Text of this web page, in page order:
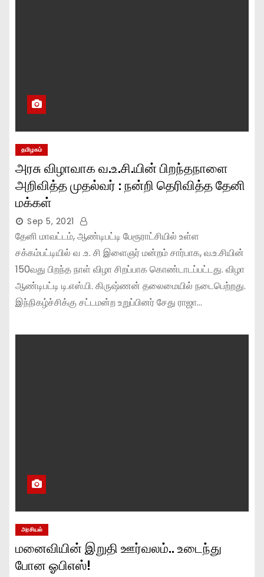
தமிழகம்
அரசு விழாவாக வ.உ.சி.யின் பிறந்தநாளை
அறிவித்த முதல்வர் : நன்றி தெரிவித்த தேனி
மக்கள்
Sep 5, 2021
தேனி மாவட்டம், ஆண்டிபட்டி பேரூராட்சியில் உள்ள
சக்கம்பட்டியில் வ .உ. சி இளைஞர் மன்றம் சார்பாக, வ.உ.சியின்
150வது பிறந்த நாள் விழா சிறப்பாக கொண்டாடப்பட்டது. விழா
ஆண்டிபட்டி டி.எஸ்.பி. கிருஷ்ணன் தலைமையில் நடைபெற்றது.
இந்நிகழ்ச்சிக்கு சட்டமன்ற உறுப்பினர் சேது ராஜா…
அரசியல்
மனைவியின் இறுதி ஊர்வலம்.. உடைந்து
போன ஓபிஎஸ்!